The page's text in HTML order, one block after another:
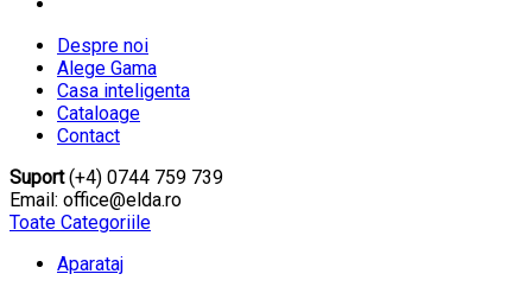
Despre noi
Alege Gama
Casa inteligenta
Cataloage
Contact
Suport(+4) 0744 759 739
Email: office@elda.ro
Toate Categoriile
Aparataj